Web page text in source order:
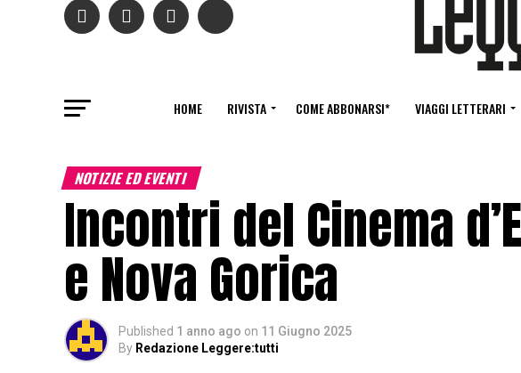
HOME RIVISTA COME ABBONARSI* VIAGGI LETTERARI
NOTIZIE ED EVENTI
Incontri del Cinema
e Nova Gorica
Published 1 anno ago on 11 Giugno 2025
By Redazione Leggere:tutti